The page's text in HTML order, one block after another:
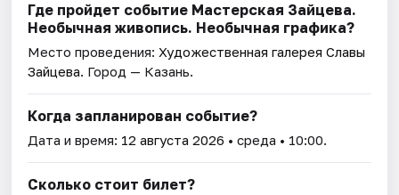
Где пройдет событие Мастерская Зайцева.
Необычная живопись. Необычная графика?
Место проведения:Художественная галерея Славы
Зайцева. Город — Казань.
Когда запланирован событие?
Дата и время: 12 августа 2026 • среда • 10:00.
Сколько стоит билет?